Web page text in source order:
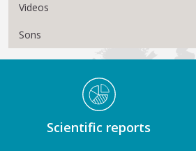
Videos
Sons
Médiathèque Footer
Scientific reports